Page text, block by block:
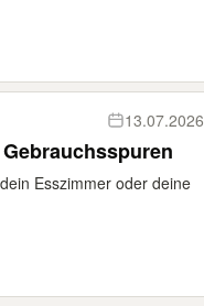
13.07.2026
Esszimmer oder deine